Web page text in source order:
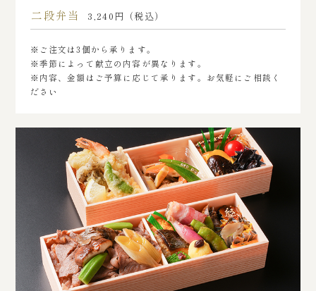
二段弁当 3,240円（税込）
※ご注文は3個から承ります。
※季節によって献立の内容が異なります。
※内容、金額はご予算に応じて承ります。お気軽にご相談く
ださい